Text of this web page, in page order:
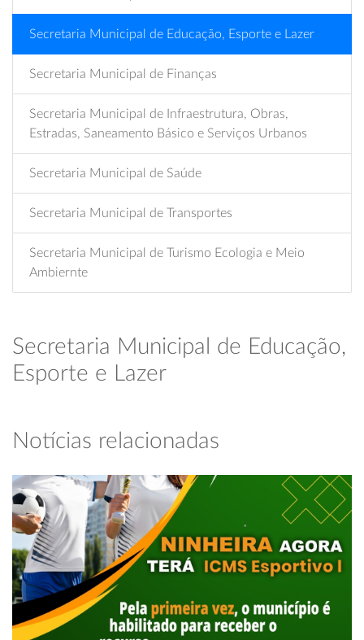
Secretaria Municipal de Educação, Esporte e Lazer
Secretaria Municipal de Finanças
Secretaria Municipal de Infraestrutura, Obras,
Estradas, Saneamento Básico e Serviços Urbanos
Secretaria Municipal de Saúde
Secretaria Municipal de Transportes
Secretaria Municipal de Turismo Ecologia e Meio
Ambiernte
Secretaria Municipal de Educação,
Esporte e Lazer
Notícias relacionadas